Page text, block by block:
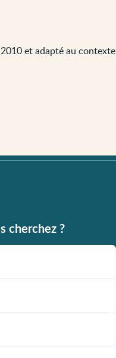
et adapté au contexte
cherchez ?